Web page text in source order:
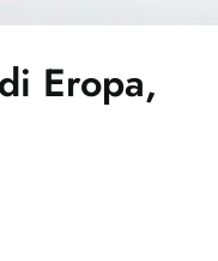
Eropa,